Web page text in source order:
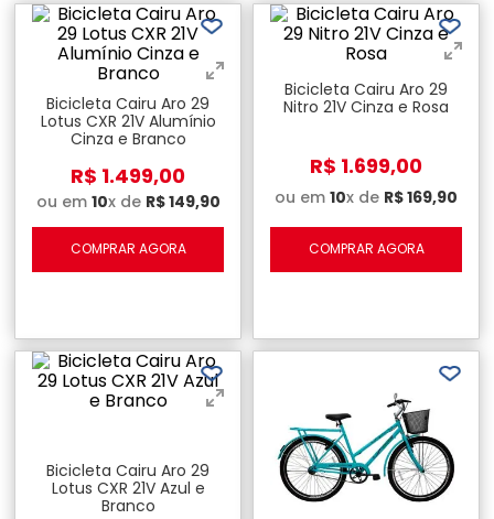
Bicicleta Cairu Aro 29
Lotus CXR 21V Alumínio
Cinza e Branco
R$ 1.499,00
ou em 10x de R$149,90
COMPRAR AGORA
Bicicleta Cairu Aro 29
Nitro 21V Cinza e Rosa
R$ 1.699,00
ou em 10x de R$169,90
COMPRAR AGORA
Bicicleta Cairu Aro 29
Lotus CXR 21V Azul e
Branco